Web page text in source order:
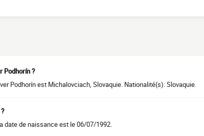
Podhorín ?
Podhorín est Michalovciach, Slovaquie. Nationalité(s): Slovaquie.
date de naissance est le 06/07/1992.